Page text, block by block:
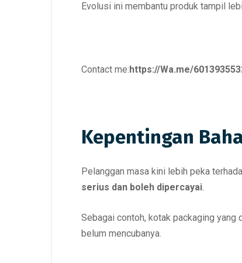
Evolusi ini membantu produk tampil
Contact me:https://Wa.me/
Kepentingan
Pelanggan masa kini lebih peka
serius dan boleh dipercayai
Sebagai contoh, kotak packaging yang
belum mencubanya.